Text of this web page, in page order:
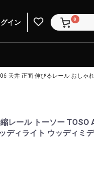
イン 0
天井 正面 伸びるレール おしゃ
レール トーソー TOSO
ディライト ウッディミ